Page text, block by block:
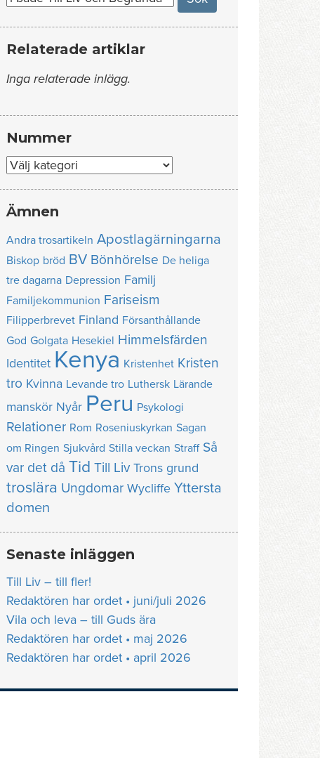
Relaterade artiklar
Inga relaterade inlägg.
Nummer
Nummer
Ämnen
Andra trosartikeln Apostlagärningarna
Biskop bröd BV Bönhörelse De heliga
tre dagarna Depression Familj
Familjekommunion Fariseism
Filipperbrevet Finland Försanthållande
God Golgata Hesekiel Himmelsfärden
Identitet Kenya Kristenhet Kristen
tro Kvinna Levande tro Luthersk Lärande
manskör Nyår Peru Psykologi
Relationer Rom Roseniuskyrkan Sagan
om Ringen Sjukvård Stilla veckan Straff Så
var det då Tid Till Liv Trons grund
troslära Ungdomar Wycliffe Yttersta
domen
Senaste inläggen
Till Liv – till fler!
Redaktören har ordet • juni/juli 2026
Vila och leva – till Guds ära
Redaktören har ordet • maj 2026
Redaktören har ordet • april 2026